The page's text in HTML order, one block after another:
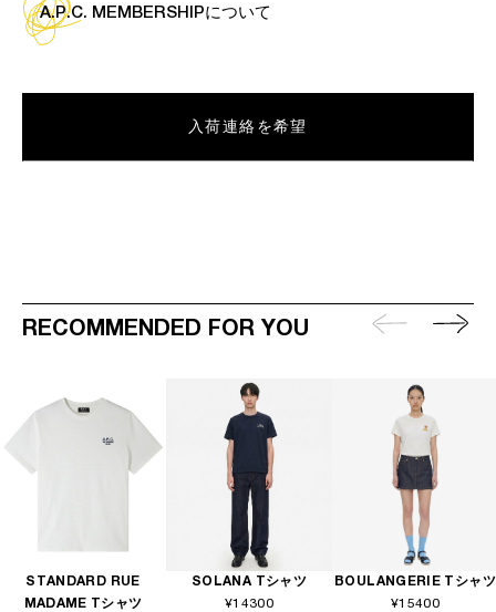
A.P.C. MEMBERSHIPについて
入荷連絡を希望
RECOMMENDED FOR YOU
STANDARD RUE
MADAME Tシャツ
SOLANA Tシャツ
¥14300
BOULANGERIE Tシャツ
¥15400